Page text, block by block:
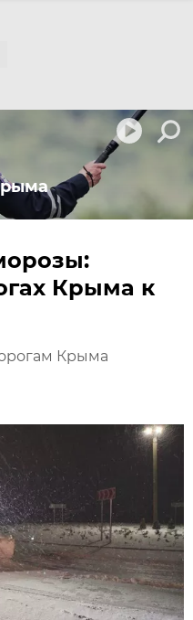
Крыма к
Крыма